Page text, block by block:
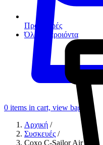
Προσφορές
Όλα τα προιόντα
0 items in cart, view bag
Αρχική /
Συσκευές /
Coxo C-Sailor Air